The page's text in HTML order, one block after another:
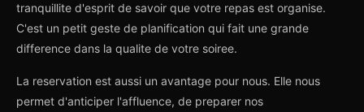
tranquillite d'esprit de savoir que votre repas est organise.
C'est un petit geste de planification qui fait une grande
difference dans la qualite de votre soiree.
La reservation est aussi un avantage pour nous. Elle nous
permet d'anticiper l'affluence, de preparer nos